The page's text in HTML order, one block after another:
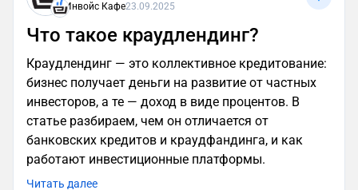
Инвойс Кафе23.09.2025
Что такое краудлендинг?
Краудлендинг — это коллективное кредитование:
бизнес получает деньги на развитие от частных
инвесторов, а те — доход в виде процентов. В
статье разбираем, чем он отличается от
банковских кредитов и краудфандинга, и как
работают инвестиционные платформы.
Читать далее